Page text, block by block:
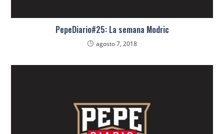
PepeDiario#25: La semana Modric
agosto 7, 2018